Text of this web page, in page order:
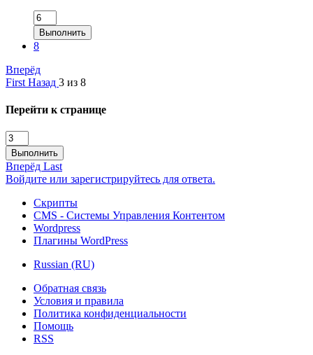
Выполнить
8
Вперёд
First Назад 3 из 8
Перейти к странице
Выполнить
Вперёд Last
Войдите или зарегистрируйтесь для ответа.
Скрипты
CMS - Системы Управления Контентом
Wordpress
Плагины WordPress
Russian (RU)
Обратная связь
Условия и правила
Политика конфиденциальности
Помощь
RSS